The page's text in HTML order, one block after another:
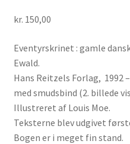
kr. 150,00
Eventyrskrinet : gamle
Ewald.
Hans Reitzels Forlag, 1992
med smudsbind (2. billede
Illustreret af Louis Moe.
Teksterne blev udgivet
Bogen er i meget fin stand.